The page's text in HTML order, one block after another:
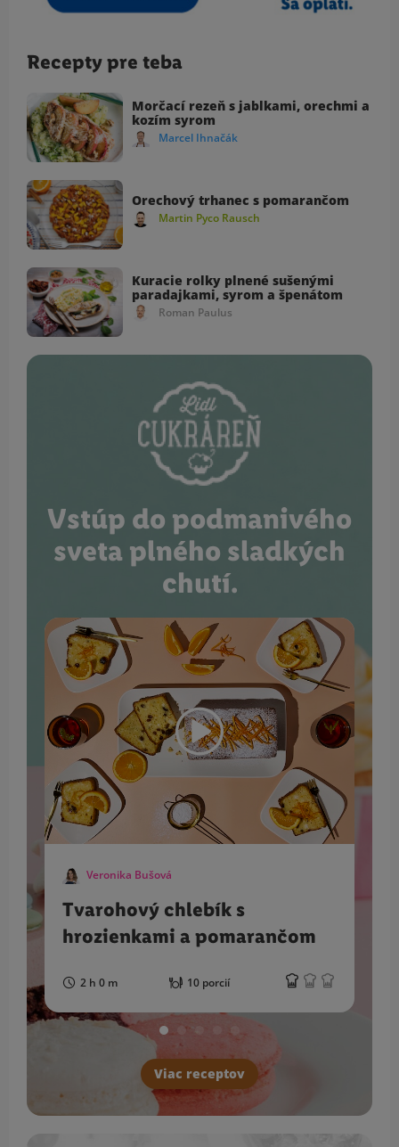
Recepty pre teba
Morčací rezeň s jablkami, orechmi a
kozím syrom
Marcel Ihnačák
Orechový trhanec s pomarančom
Martin Pyco Rausch
Kuracie rolky plnené sušenými
paradajkami, syrom a špenátom
Roman Paulus
Vstúp do podmanivého
sveta plného sladkých
chutí.
Veronika Bušová
Tvarohový chlebík s
hrozienkami a pomarančom
2 h 0 m 10 porcií
Viac receptov